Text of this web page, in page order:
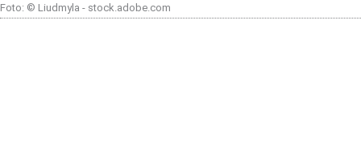
Foto: © Liudmyla - stock.adobe.com